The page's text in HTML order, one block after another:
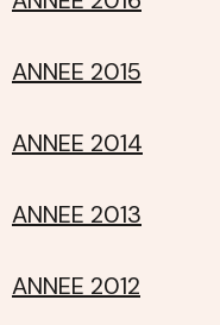
ANNEE 2015
ANNEE 2014
ANNEE 2013
ANNEE 2012